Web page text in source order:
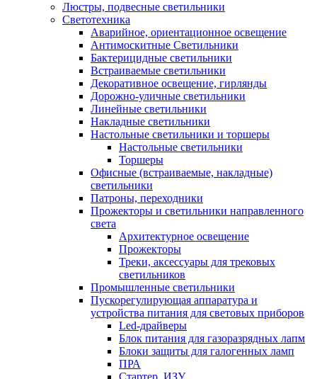
Люстры, подвесные светильники
Светотехника
Аварийное, ориентационное освещение
Антимоскитные Светильники
Бактерицидные светильники
Встраиваемые светильники
Декоративное освещение, гирлянды
Дорожно-уличные светильники
Линейные светильники
Накладные светильники
Настольные светильники и торшеры
Настольные светильники
Торшеры
Офисные (встраиваемые, накладные)
светильники
Патроны, переходники
Прожекторы и светильники направленного
света
Архитектурное освещение
Прожекторы
Треки, аксессуары для трековых
светильников
Промышленные светильники
Пускорегулирующая аппаратура и
устройства питания для световых приборов
Led-драйверы
Блок питания для газоразрядных лапм
Блоки защиты для галогенных ламп
ПРА
Стартер, ИЗУ